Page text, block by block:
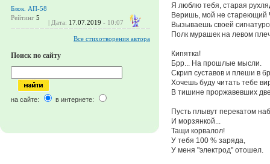
Блок. АП-58
Рейтинг 5
| Дата: 17.07.2019 - 10:07
Все стихотворения автора
Поиск по сайту
на сайте: в интернете:
Я люблю тебя, старая
Веришь, мой не стареющий
Вызываешь своей
Полк мурашек на левом
Кипятка!
Брр... На прошлые мысли.
Скрип суставов и плеши в
Хочешь буду читать тебе
В тишине проржавевших
Пусть плывут перекатом
И морзянкой...
Тащи корвалол!
У тебя 100 % заряда,
У меня "электрод" отошел.